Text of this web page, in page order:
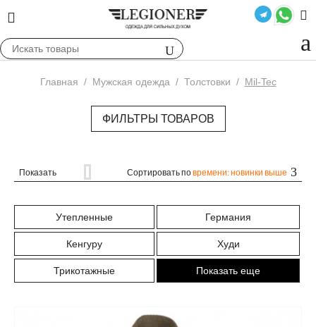
Главная / Мужская одежда / Толстовки / Mil-Tec
ФИЛЬТРЫ ТОВАРОВ
Показать Сортировать повремени: новинки выше
Утепленные Германия
Кенгуру Худи
Трикотажные Показать еще